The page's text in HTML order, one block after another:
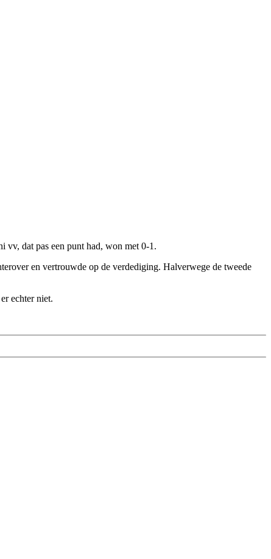
vv, dat pas een punt had, won met 0-1.
en vertrouwde op de verdediging. Halverwege de tweede
echter niet.